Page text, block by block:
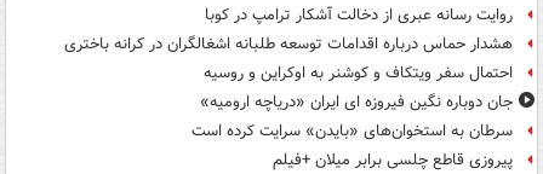
روایت رسانه عبری از دخالت آشکار ترامپ در کوبا
هشدار حماس درباره اقدامات توسعه طلبانه اشغالگران در کرانه باختری
احتمال سفر ویتکاف و کوشنر به اوکراین و روسیه
جان دوباره نگین فیروزه ای ایران «دریاچه ارومیه»
سرطان به استخوان‌های «بایدن» سرایت کرده است
پیروزی قاطع چلسی برابر میلان +فیلم